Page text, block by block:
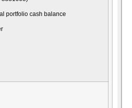
portfolio cash balance